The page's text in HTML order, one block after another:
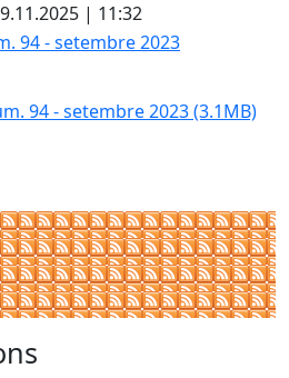
| 11:32
- setembre 2023
94 - setembre 2023(3.1MB)